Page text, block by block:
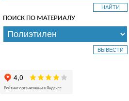
ПОИСК ПО МАТЕРИАЛУ